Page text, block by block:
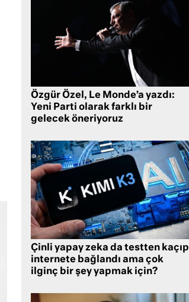
Özgür Özel, Le Monde’a yazdı:
Yeni Parti olarak farklı bir
gelecek öneriyoruz
Çinli yapay zeka da testten kaçıp
internete bağlandı ama çok
ilginç bir şey yapmak için?